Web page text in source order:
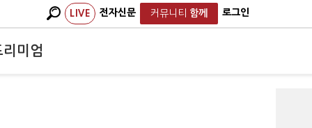
LIVE 전자신문 커뮤니티 함께 로그인
리미엄